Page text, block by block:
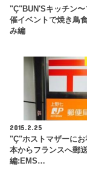
"Ç"BUN'Sキッチン〜
催イベントで焼き鳥
み編
2015.2.25
"Ç"ホストマザーにお
本からフランスへ郵
編:EMS…